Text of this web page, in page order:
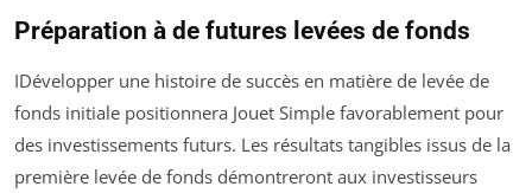
Préparation à de futures levées de fonds
IDévelopper une histoire de succès en matière de levée de
fonds initiale positionnera Jouet Simple favorablement pour
des investissements futurs. Les résultats tangibles issus de la
première levée de fonds démontreront aux investisseurs